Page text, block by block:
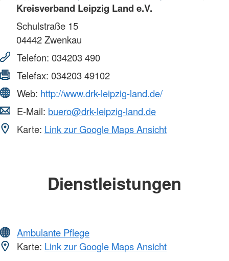
Kreisverband Leipzig Land e.V.
Schulstraße 15
04442Zwenkau
Telefon: 034203 490
Telefax: 034203 49102
Web: http://www.drk-leipzig-land.de/
E-Mail: buero@drk-leipzig-land.de
Karte: Link zur Google Maps Ansicht
Dienstleistungen
Ambulante Pflege
Karte: Link zur Google Maps Ansicht